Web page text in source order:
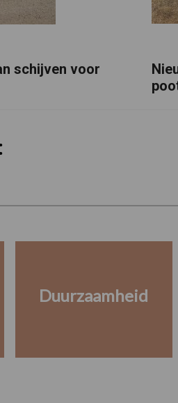
schijven voor
Duurzaamheid